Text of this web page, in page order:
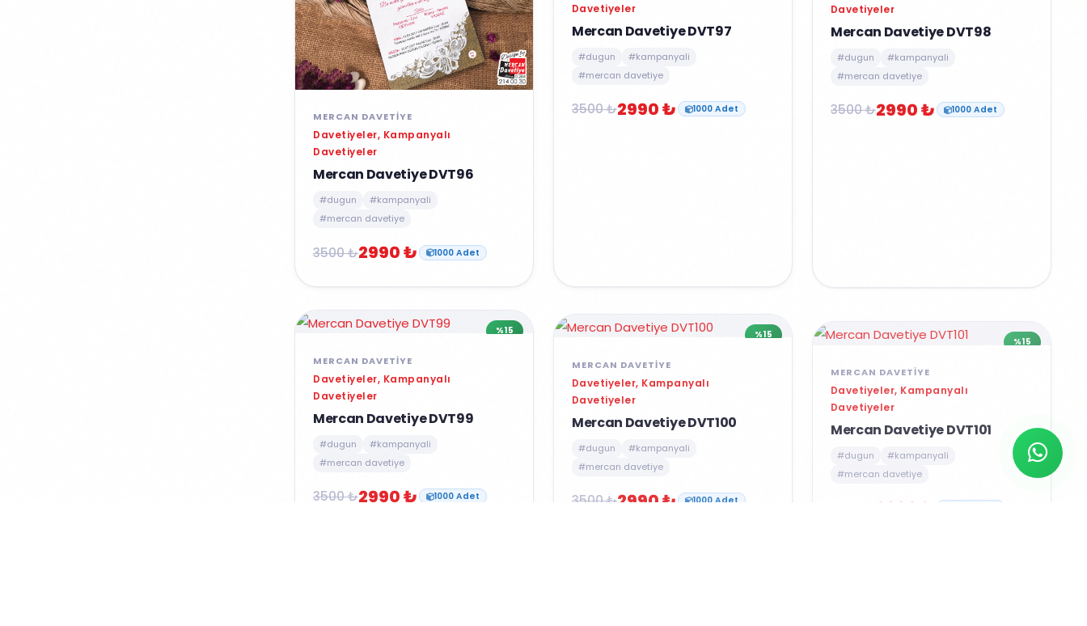
MERCAN DAVETIYE
Davetiyeler, Kampanyalı
Davetiyeler
Mercan Davetiye DVT96
#dugun
#kampanyali
#mercan davetiye
3500 ₺2990 ₺ 1000 Adet
Davetiyeler
Mercan Davetiye DVT97
#dugun
#kampanyali
#mercan davetiye
3500 ₺2990 ₺ 1000 Adet
Davetiyeler
Mercan Davetiye DVT98
#dugun
#kampanyali
#mercan davetiye
3500 ₺2990 ₺ 1000 Adet
%15
MERCAN DAVETIYE
Davetiyeler, Kampanyalı
Davetiyeler
Mercan Davetiye DVT99
#dugun
#kampanyali
#mercan davetiye
3500 ₺2990 ₺ 1000 Adet
%15
MERCAN DAVETIYE
Davetiyeler, Kampanyalı
Davetiyeler
Mercan Davetiye DVT100
3500 ₺ 2990 ₺ 1000 Adet
Davetiyeler, Kampanyalı
Davetiyeler
Mercan Davetiye DVT101
#kampanyali
#mercan davetiye